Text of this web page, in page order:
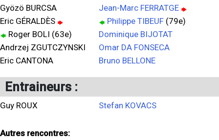
Gyözö BURCSA
Eric GÉRALDÈS
Roger BOLI (63e)
Andrzej ZGUTCZYNSKI
Eric CANTONA
Jean-Marc FERRATGE
Philippe TIBEUF (79e)
Dominique BIJOTAT
Omar DA FONSECA
Bruno BELLONE
Entraineurs :
Guy ROUX Stefan KOVACS
Autres rencontres: